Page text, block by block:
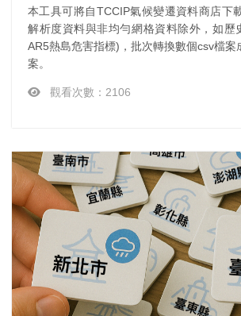
本工具可將自TCCIP氣候變遷資料商店下
解析度資料與非均勻網格資料除外，如歷
AR5熱島危害指標)，批次轉換數個csv檔案
案。
觀看次數：2106